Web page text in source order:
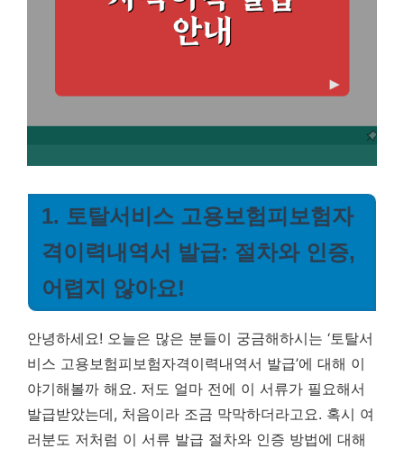
1. 토탈서비스 고용보험피보험자
격이력내역서 발급: 절차와 인증,
어렵지 않아요!
안녕하세요! 오늘은 많은 분들이 궁금해하시는 ‘토탈서
비스 고용보험피보험자격이력내역서 발급’에 대해 이
야기해볼까 해요. 저도 얼마 전에 이 서류가 필요해서
발급받았는데, 처음이라 조금 막막하더라고요. 혹시 여
러분도 저처럼 이 서류 발급 절차와 인증 방법에 대해